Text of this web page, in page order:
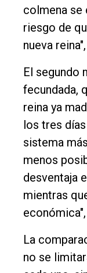
colmena se
riesgo de
nueva
El segundo
fecundada,
reina ya
los tres
sistema
menos
desventaja
mientras
La
no se